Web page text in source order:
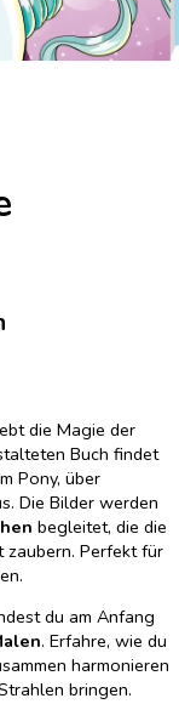
die Magie der
Buch findet
Pony, über
Die Bilder werden
begleitet, die die
zaubern. Perfekt für
du am Anfang
. Erfahre, wie du
harmonieren
bringen.